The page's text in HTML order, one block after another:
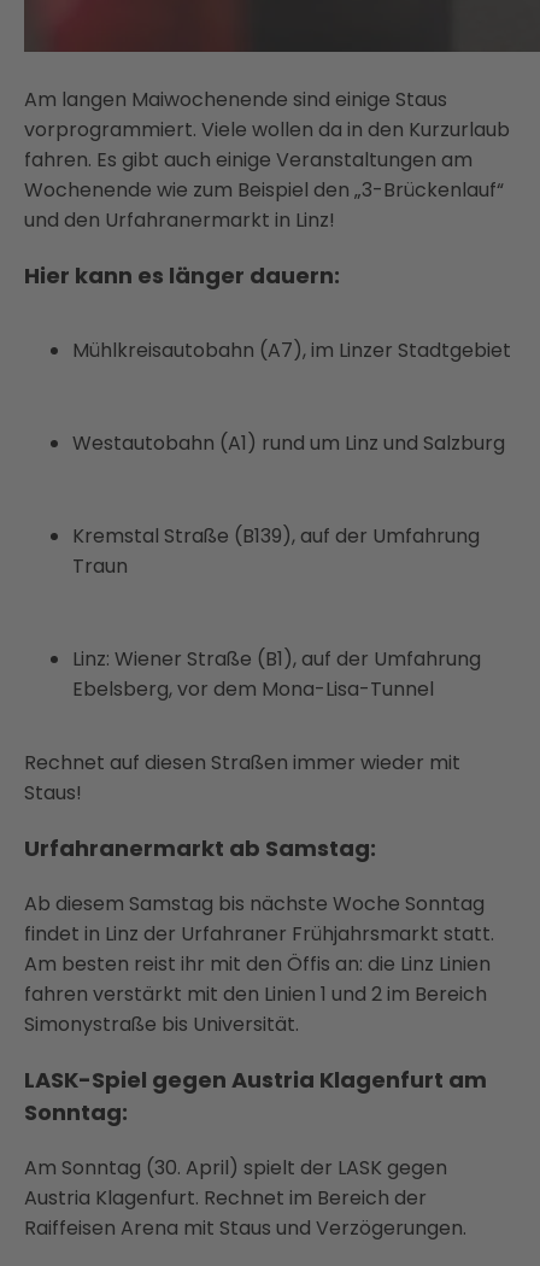
Am langen Maiwochenende sind einige Staus
vorprogrammiert. Viele wollen da in den Kurzurlaub
fahren. Es gibt auch einige Veranstaltungen am
Wochenende wie zum Beispiel den „3-Brückenlauf“
und den Urfahranermarkt in Linz!
Hier kann es länger dauern:
Mühlkreisautobahn (A7), im Linzer Stadtgebiet
Westautobahn (A1) rund um Linz und Salzburg
Kremstal Straße (B139), auf der Umfahrung
Traun
Linz: Wiener Straße (B1), auf der Umfahrung
Ebelsberg, vor dem Mona-Lisa-Tunnel
Rechnet auf diesen Straßen immer wieder mit
Staus!
Urfahranermarkt ab Samstag:
Ab diesem Samstag bis nächste Woche Sonntag
findet in Linz der Urfahraner Frühjahrsmarkt statt.
Am besten reist ihr mit den Öffis an: die Linz Linien
fahren verstärkt mit den Linien 1 und 2 im Bereich
Simonystraße bis Universität.
LASK-Spiel gegen Austria Klagenfurt am
Sonntag:
Am Sonntag (30. April) spielt der LASK gegen
Austria Klagenfurt. Rechnet im Bereich der
Raiffeisen Arena mit Staus und Verzögerungen.